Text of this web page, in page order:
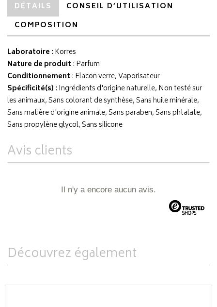
DÉTAILS
CONSEIL D’UTILISATION
COMPOSITION
Laboratoire : Korres
Nature de produit : Parfum
Conditionnement : Flacon verre, Vaporisateur
Spécificité(s) : Ingrédients d'origine naturelle, Non testé sur
les animaux, Sans colorant de synthèse, Sans huile minérale,
Sans matière d'origine animale, Sans paraben, Sans phtalate,
Sans propylène glycol, Sans silicone
Avis clients
Il n'y a encore aucun avis.
Découvrez également